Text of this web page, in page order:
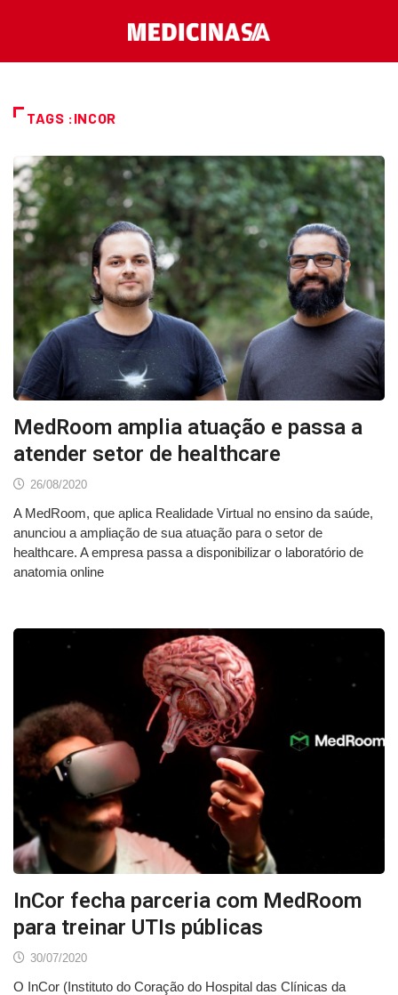
TAGS :INCOR
MedRoom amplia atuação e passa a
atender setor de healthcare
26/08/2020
A MedRoom, que aplica Realidade Virtual no ensino da saúde,
anunciou a ampliação de sua atuação para o setor de
healthcare. A empresa passa a disponibilizar o laboratório de
anatomia online
InCor fecha parceria com MedRoom
para treinar UTIs públicas
30/07/2020
O InCor (Instituto do Coração do Hospital das Clínicas da